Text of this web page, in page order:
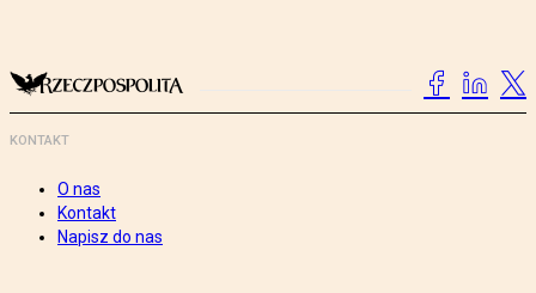
KONTAKT
O nas
Kontakt
Napisz do nas